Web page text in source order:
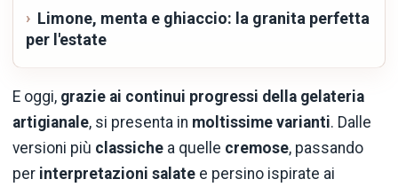
Limone, menta e ghiaccio: la granita perfetta
per l'estate
E oggi, grazie ai continui progressi della gelateria
artigianale, si presenta in moltissime varianti. Dalle
versioni più classiche a quelle cremose, passando
per interpretazioni salate e persino ispirate ai